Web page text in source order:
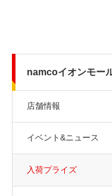
namcoイオンモー
店舗情報
イベント&ニュース
入荷プライズ